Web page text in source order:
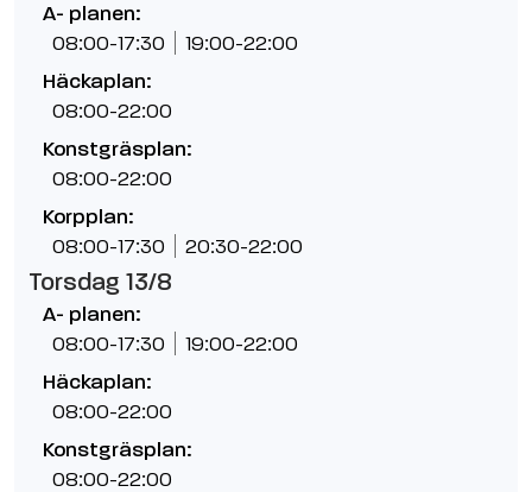
A- planen:
08:00-17:30 19:00-22:00
Häckaplan:
08:00-22:00
Konstgräsplan:
08:00-22:00
Korpplan:
08:00-17:30 20:30-22:00
Torsdag 13/8
A- planen:
08:00-17:30 19:00-22:00
Häckaplan:
08:00-22:00
Konstgräsplan:
08:00-22:00